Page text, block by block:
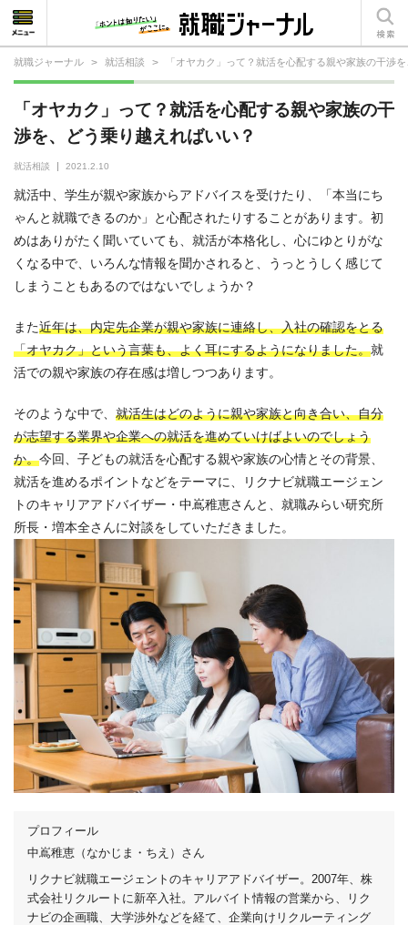
就職ジャーナル > 就活相談 > 「オヤカク」って？就活を心配する親や家族の干渉
「オヤカク」って？就活を心配する親や家族の干
渉を、どう乗り越えればいい？
就活相談 2021.2.10
就活中、学生が親や家族からアドバイスを受けたり、「本当にち
ゃんと就職できるのか」と心配されたりすることがあります。初
めはありがたく聞いていても、就活が本格化し、心にゆとりがな
くなる中で、いろんな情報を聞かされると、うっとうしく感じて
しまうこともあるのではないでしょうか？
また近年は、内定先企業が親や家族に連絡し、入社の確認をとる
「オヤカク」という言葉も、よく耳にするようになりました。就
活での親や家族の存在感は増しつつあります。
そのような中で、 就活生はどのように親や家族と向き合い、自分
が志望する業界や企業への就活を進めていけばよいのでしょう
か。今回、子どもの就活を心配する親や家族の心情とその背景、
就活を進めるポイントなどをテーマに、リクナビ就職エージェン
トのキャリアアドバイザー・中嶌稚恵さんと、就職みらい研究所
所長・増本全さんに対談をしていただきました。
プロフィール
中嶌稚恵（なかじま・ちえ）さん
リクナビ就職エージェントのキャリアアドバイザー。2007年、株
式会社リクルートに新卒入社。アルバイト情報の営業から、リク
ナビの企画職、大学渉外などを経て、企業向けリクルーティング
就活相談
就活ノウハウ
仕事の選び方・ヒント
仕事とは？
就活コラム